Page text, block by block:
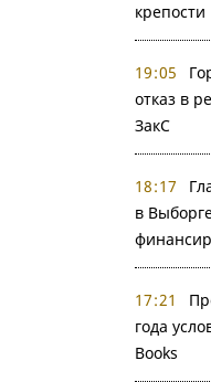
крепости
19:05
отказ в
ЗакС
18:17
в
17:21
года
Books